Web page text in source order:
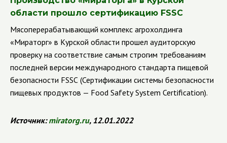
области прошло сертификацию FSSC
Мясоперерабатывающий комплекс агрохолдинга
«Мираторг» в Курской области прошел аудиторскую
проверку на соответствие самым строгим требованиям
последней версии международного стандарта пищевой
безопасности FSSC (Сертификации системы безопасности
пищевых продуктов — Food Safety System Certification).
Источник:miratorg.ru, 12.01.2022